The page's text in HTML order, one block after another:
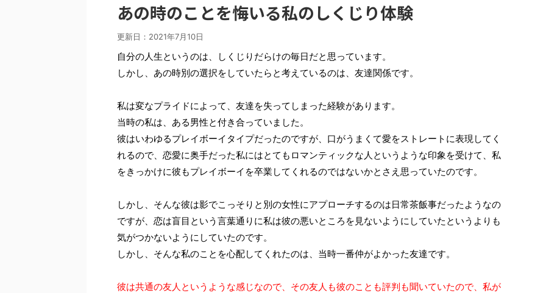
あの時のことを悔いる私のしくじり体験
更新日： 2021年7月10日
自分の人生というのは、しくじりだらけの毎日だと思っています。
しかし、あの時別の選択をしていたらと考えているのは、友達関係です。
私は変なプライドによって、友達を失ってしまった経験があります。
当時の私は、ある男性と付き合っていました。
彼はいわゆるプレイボーイタイプだったのですが、口がうまくて愛をストレートに表現してく
れるので、恋愛に奥手だった私にはとてもロマンティックな人というような印象を受けて、私
をきっかけに彼もプレイボーイを卒業してくれるのではないかとさえ思っていたのです。
しかし、そんな彼は影でこっそりと別の女性にアプローチするのは日常茶飯事だったようなの
ですが、恋は盲目という言葉通りに私は彼の悪いところを見ないようにしていたというよりも
気がつかないようにしていたのです。
しかし、そんな私のことを心配してくれたのは、当時一番仲がよかった友達です。
彼は共通の友人というような感じなので、その友人も彼のことも評判も聞いていたので、私が